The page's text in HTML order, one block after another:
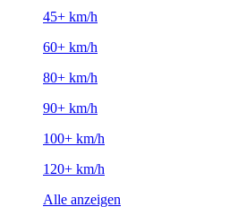
45+ km/h
60+ km/h
80+ km/h
90+ km/h
100+ km/h
120+ km/h
Alle anzeigen